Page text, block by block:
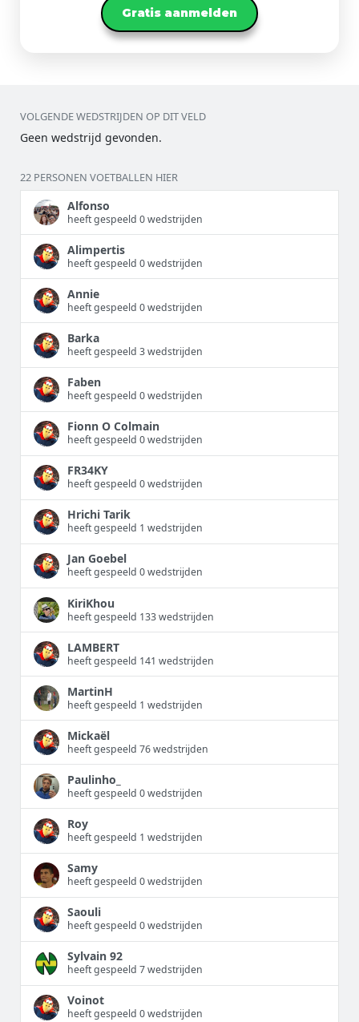
Gratis aanmelden
VOLGENDE WEDSTRIJDEN OP DIT VELD
Geen wedstrijd gevonden.
22 PERSONEN VOETBALLEN HIER
Alfonso
heeft gespeeld 0 wedstrijden
Alimpertis
heeft gespeeld 0 wedstrijden
Annie
heeft gespeeld 0 wedstrijden
Barka
heeft gespeeld 3 wedstrijden
Faben
heeft gespeeld 0 wedstrijden
Fionn O Colmain
heeft gespeeld 0 wedstrijden
FR34KY
heeft gespeeld 0 wedstrijden
Hrichi Tarik
heeft gespeeld 1 wedstrijden
Jan Goebel
heeft gespeeld 0 wedstrijden
KiriKhou
heeft gespeeld 133 wedstrijden
LAMBERT
heeft gespeeld 141 wedstrijden
MartinH
heeft gespeeld 1 wedstrijden
Mickaël
heeft gespeeld 76 wedstrijden
Paulinho_
heeft gespeeld 0 wedstrijden
Roy
heeft gespeeld 1 wedstrijden
Samy
heeft gespeeld 0 wedstrijden
Saouli
heeft gespeeld 0 wedstrijden
Sylvain 92
heeft gespeeld 7 wedstrijden
Voinot
heeft gespeeld 0 wedstrijden